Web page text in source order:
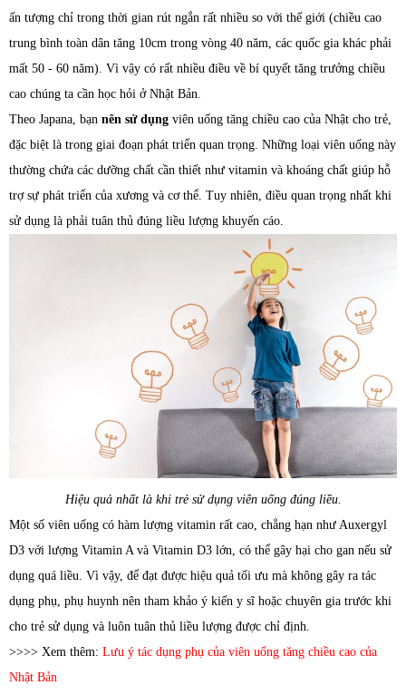
ấn tượng chỉ trong thời gian rút ngắn rất nhiều so với thế giới (chiều cao
trung bình toàn dân tăng 10cm trong vòng 40 năm, các quốc gia khác phải
mất 50 - 60 năm). Vì vậy có rất nhiều điều về bí quyết tăng trưởng chiều
cao chúng ta cần học hỏi ở Nhật Bản.
Theo Japana, bạn nên sử dụng viên uống tăng chiều cao của Nhật cho trẻ,
đặc biệt là trong giai đoạn phát triển quan trọng. Những loại viên uống này
thường chứa các dưỡng chất cần thiết như vitamin và khoáng chất giúp hỗ
trợ sự phát triển của xương và cơ thể. Tuy nhiên, điều quan trọng nhất khi
sử dụng là phải tuân thủ đúng liều lượng khuyến cáo.
Hiệu quả nhất là khi trẻ sử dụng viên uống đúng liều.
Một số viên uống có hàm lượng vitamin rất cao, chẳng hạn như Auxergyl
D3 với lượng Vitamin A và Vitamin D3 lớn, có thể gây hại cho gan nếu sử
dụng quá liều. Vì vậy, để đạt được hiệu quả tối ưu mà không gây ra tác
dụng phụ, phụ huynh nên tham khảo ý kiến y sĩ hoặc chuyên gia trước khi
cho trẻ sử dụng và luôn tuân thủ liều lượng được chỉ định.
>>>> Xem thêm: Lưu ý tác dụng phụ của viên uống tăng chiều cao của
Nhật Bản